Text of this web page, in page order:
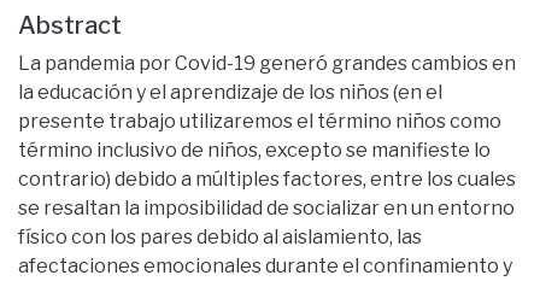
Abstract
La pandemia por Covid-19 generó grandes cambios en
la educación y el aprendizaje de los niños (en el
presente trabajo utilizaremos el término niños como
término inclusivo de niños, excepto se manifieste lo
contrario) debido a múltiples factores, entre los cuales
se resaltan la imposibilidad de socializar en un entorno
físico con los pares debido al aislamiento, las
afectaciones emocionales durante el confinamiento y